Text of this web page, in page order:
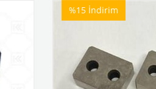
%15 İndirim